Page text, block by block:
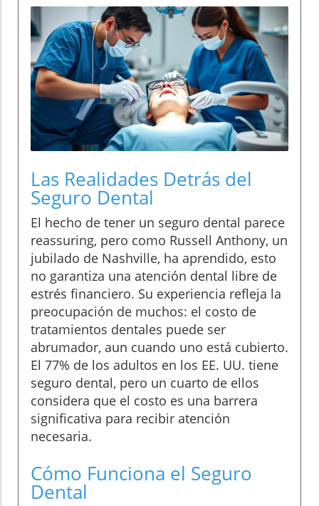
Las Realidades Detrás del
Seguro Dental
El hecho de tener un seguro dental parece
reassuring, pero como Russell Anthony, un
jubilado de Nashville, ha aprendido, esto
no garantiza una atención dental libre de
estrés financiero. Su experiencia refleja la
preocupación de muchos: el costo de
tratamientos dentales puede ser
abrumador, aun cuando uno está cubierto.
El 77% de los adultos en los EE. UU. tiene
seguro dental, pero un cuarto de ellos
considera que el costo es una barrera
significativa para recibir atención
necesaria.
Cómo Funciona el Seguro
Dental